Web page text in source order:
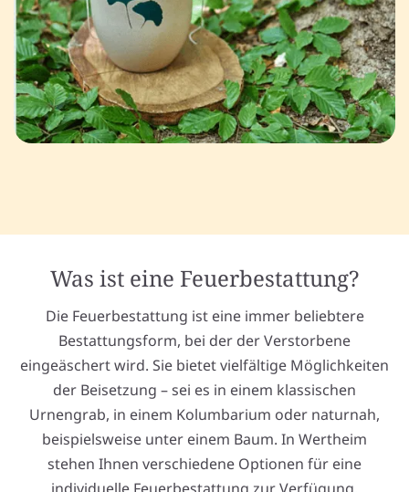
Was ist eine Feuerbestattung?
Die Feuerbestattung ist eine immer beliebtere
Bestattungsform, bei der der Verstorbene
eingeäschert wird. Sie bietet vielfältige Möglichkeiten
der Beisetzung – sei es in einem klassischen
Urnengrab, in einem Kolumbarium oder naturnah,
beispielsweise unter einem Baum. In Wertheim
stehen Ihnen verschiedene Optionen für eine